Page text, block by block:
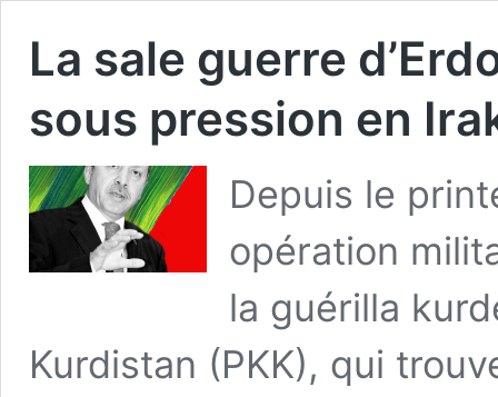
La sale guerre
sous pression en
Depuis le
opération
la guérilla
Kurdistan (PKK), qui